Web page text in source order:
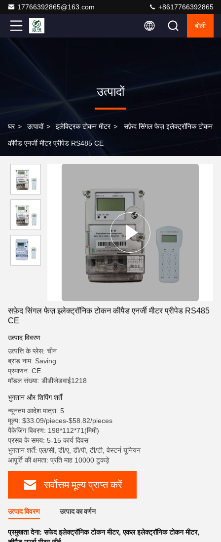
17766392865@163.com +8617766392865
बोली
उत्पादों
घर > उत्पादों > इलेक्ट्रिक टोकन मीटर > सफ़ेद सिंगल फेज़ इलेक्ट्रॉनिक टोकन
कीपैड एनर्जी मीटर प्रीपेड RS485 CE
सफ़ेद सिंगल फेज़ इलेक्ट्रॉनिक टोकन कीपैड एनर्जी मीटर प्रीपेड RS485
CE
उत्पाद विवरण
उत्पत्ति के प्लेस: चीन
ब्रांड नाम: Saving
प्रमाणन: CE
मॉडल संख्या: डीडीजेडवाई1218
भुगतान और शिपिंग शर्तें
न्यूनतम आदेश मात्रा: 5
मूल्य: $33.09/pieces-$58.82/pieces
पैकेजिंग विवरण: 198*112*71(मिमी)
प्रसव के समय: 5-15 कार्य दिवस
भुगतान शर्तें: एल/सी, डी/ए, डी/पी, टी/टी, वेस्टर्न यूनियन
आपूर्ति की क्षमता: प्रति माह 10000 टुकड़े
सर्वोत्तम मूल्य प्राप्त करें
उत्पाद विवरण उत्पाद का वर्णन
प्रमुखता देना:सफेद इलेक्ट्रॉनिक टोकन मीटर,एकल इलेक्ट्रॉनिक टोकन मीटर,